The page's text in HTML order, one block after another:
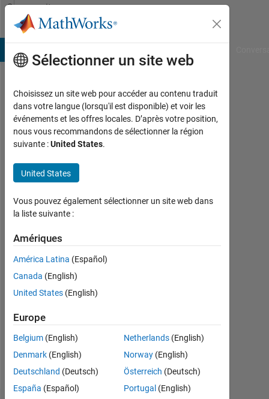
Passer au contenu
Community
Profile
muhammad
ahmad
Last
27
jours
|
depuis
2018
Followers:
0
Follow
Sélectionner un site web
Choisissez un site web pour accéder au contenu traduit
dans votre langue (lorsqu'il est disponible) et voir les
événements et les offres locales. D’après votre position,
nous vous recommandons de sélectionner la région
suivante :United States.
United States
Vous pouvez également sélectionner un site web dans
la liste suivante :
Amériques
América Latina (Español)
Canada (English)
United States (English)
Europe
Belgium (English)
Denmark (English)
Deutschland (Deutsch)
España (Español)
Netherlands(English)
Norway(English)
Österreich (Deutsch)
Portugal (English)